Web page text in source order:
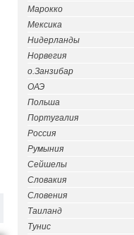
Марокко
Мексика
Нидерланды
Норвегия
о.Занзибар
ОАЭ
Польша
Португалия
Россия
Румыния
Сейшелы
Словакия
Словения
Таиланд
Тунис